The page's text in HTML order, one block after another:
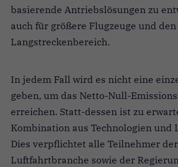
basierende Antriebslösungen zu
auch für größere Flugzeuge und den
Langstreckenbereich.
In jedem Fall wird es nicht eine
geben, um das Netto-Null-
erreichen. Statt-dessen ist zu
Kombination aus Technologien und
Dies verpflichtet alle Teilnehmer der
Luftfahrtbranche sowie der